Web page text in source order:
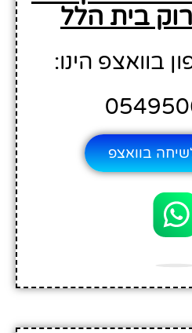
בית הלל
בוואצפ הינו:
בוואצפ